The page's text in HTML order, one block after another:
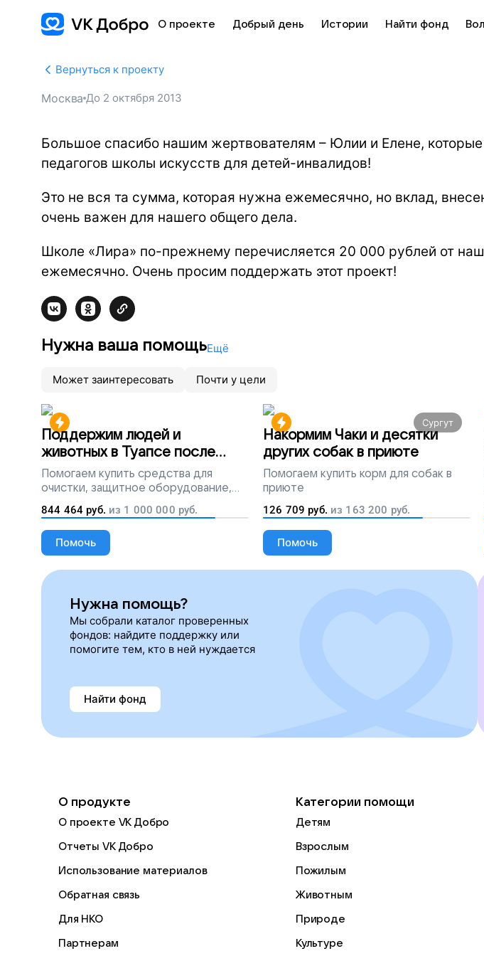
О проекте Добрый день Истории Найти фонд
Вернуться к проекту
Москва До 2 октября 2013
Большое спасибо нашим жертвователям – Юлии и Елене,
педагогов школы искусств для детей-инвалидов!
Это не вся та сумма, которая нужна ежемесячно, но вклад,
очень важен для нашего общего дела.
Школе «Лира» по-прежнему перечисляется 20 000 рублей от
ежемесячно. Очень просим поддержать этот проект!
Нужна ваша помощьЕщё
Может заинтересовать Почти у цели
Поддержим людей и
животных в Туапсе после
разлива мазута
Помогаем купить средства для
очистки, защитное оборудование,
лекарства, корм и предметы первой
необходимости
844 464 руб. из 1 000 000 руб.
Помочь
Сургут
Накормим Чаки и десятки
других собак в приюте
Помогаем купить корм для собак в
приюте
126 709 руб. из 163 200 руб.
Помочь
Нужна помощь?
Мы собрали каталог проверенных
фондов: найдите поддержку или
помогите тем, кто в ней нуждается
Найти фонд
О продукте
О проекте VK Добро
Отчеты VK Добро
Использование материалов
Обратная связь
Для НКО
Партнерам
Категории помощи
Детям
Взрослым
Пожилым
Животным
Природе
Культуре